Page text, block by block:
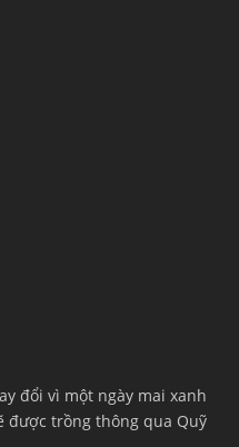
đổi vì một ngày mai xanh
được trồng thông qua Quỹ